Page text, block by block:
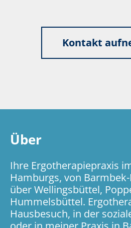
Kontakt
Über
Ihre Ergotherapiepraxis
Hamburgs, von
über Wellingsbüttel,
Hummelsbüttel.
Hausbesuch, in der